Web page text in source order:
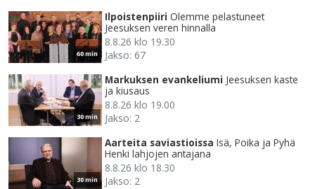
60 min
Ilpoistenpiiri Olemme pelastuneet
Jeesuksen veren hinnalla
8.8.26 klo 19.30
Jakso: 67
30 min
Markuksen evankeliumi Jeesuksen kaste
ja kiusaus
8.8.26 klo 19.00
Jakso: 2
30 min
Aarteita saviastioissa Isä, Poika ja Pyhä
Henki lahjojen antajana
8.8.26 klo 18.30
Jakso: 2